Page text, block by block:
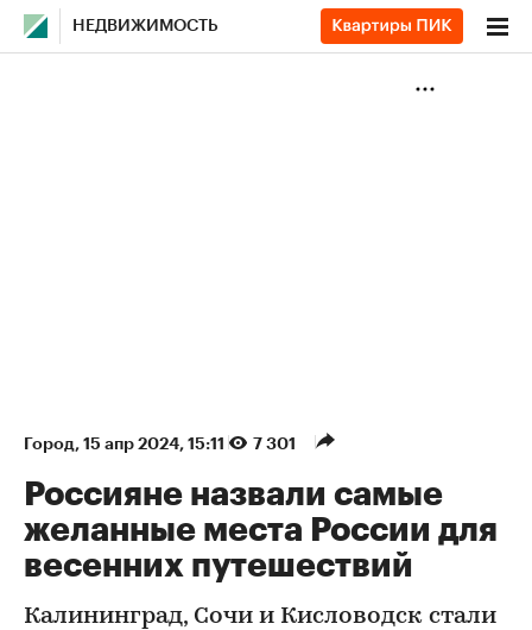
НЕДВИЖИМОСТЬ
Город⁠, 15 апр 2024, 15:11 7 301
Россияне назвали самые
желанные места России для
весенних путешествий
Калининград, Сочи и Кисловодск стали